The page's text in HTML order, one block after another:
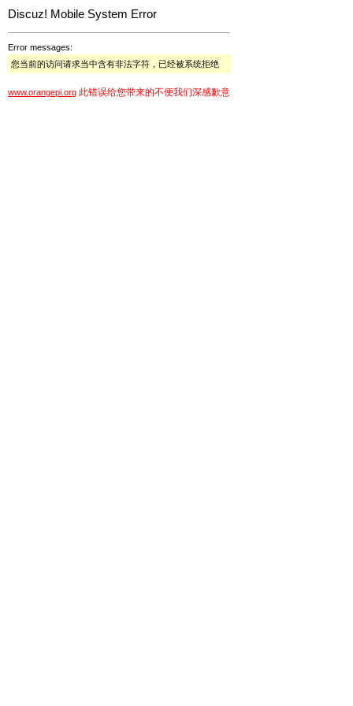
Discuz! Mobile System Error
Error messages:
您当前的访问请求当中含有非法字符，已经被系统拒绝
www.orangepi.org 此错误给您带来的不便我们深感歉意